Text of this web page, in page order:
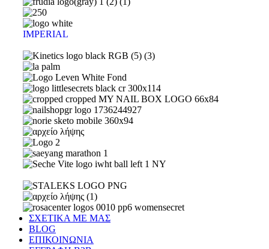
IMPERIAL
ΣΧΕΤΙΚΑ ΜΕ ΜΑΣ
BLOG
ΕΠΙΚΟΙΝΩΝΙΑ